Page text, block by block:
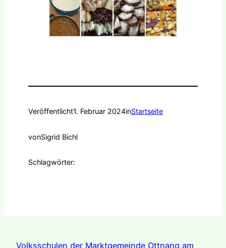
Veröffentlicht1. Februar 2024inStartseite
vonSigrid Bichl
Schlagwörter:
Volksschulen der Marktgemeinde Ottnang am